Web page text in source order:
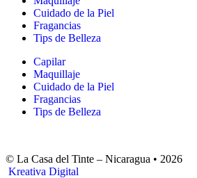
Cuidado de la Piel
Fragancias
Tips de Belleza
Capilar
Maquillaje
Cuidado de la Piel
Fragancias
Tips de Belleza
© La Casa del Tinte – Nicaragua • 2026
Kreativa Digital